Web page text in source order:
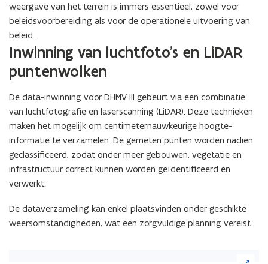
weergave van het terrein is immers essentieel, zowel voor
beleidsvoorbereiding als voor de operationele uitvoering van
beleid.
Inwinning van luchtfoto’s en LiDAR
puntenwolken
De data-inwinning voor DHMV III gebeurt via een combinatie
van luchtfotografie en laserscanning (LiDAR). Deze technieken
maken het mogelijk om centimeternauwkeurige hoogte-
informatie te verzamelen. De gemeten punten worden nadien
geclassificeerd, zodat onder meer gebouwen, vegetatie en
infrastructuur correct kunnen worden geïdentificeerd en
verwerkt.
De dataverzameling kan enkel plaatsvinden onder geschikte
weersomstandigheden, wat een zorgvuldige planning vereist.